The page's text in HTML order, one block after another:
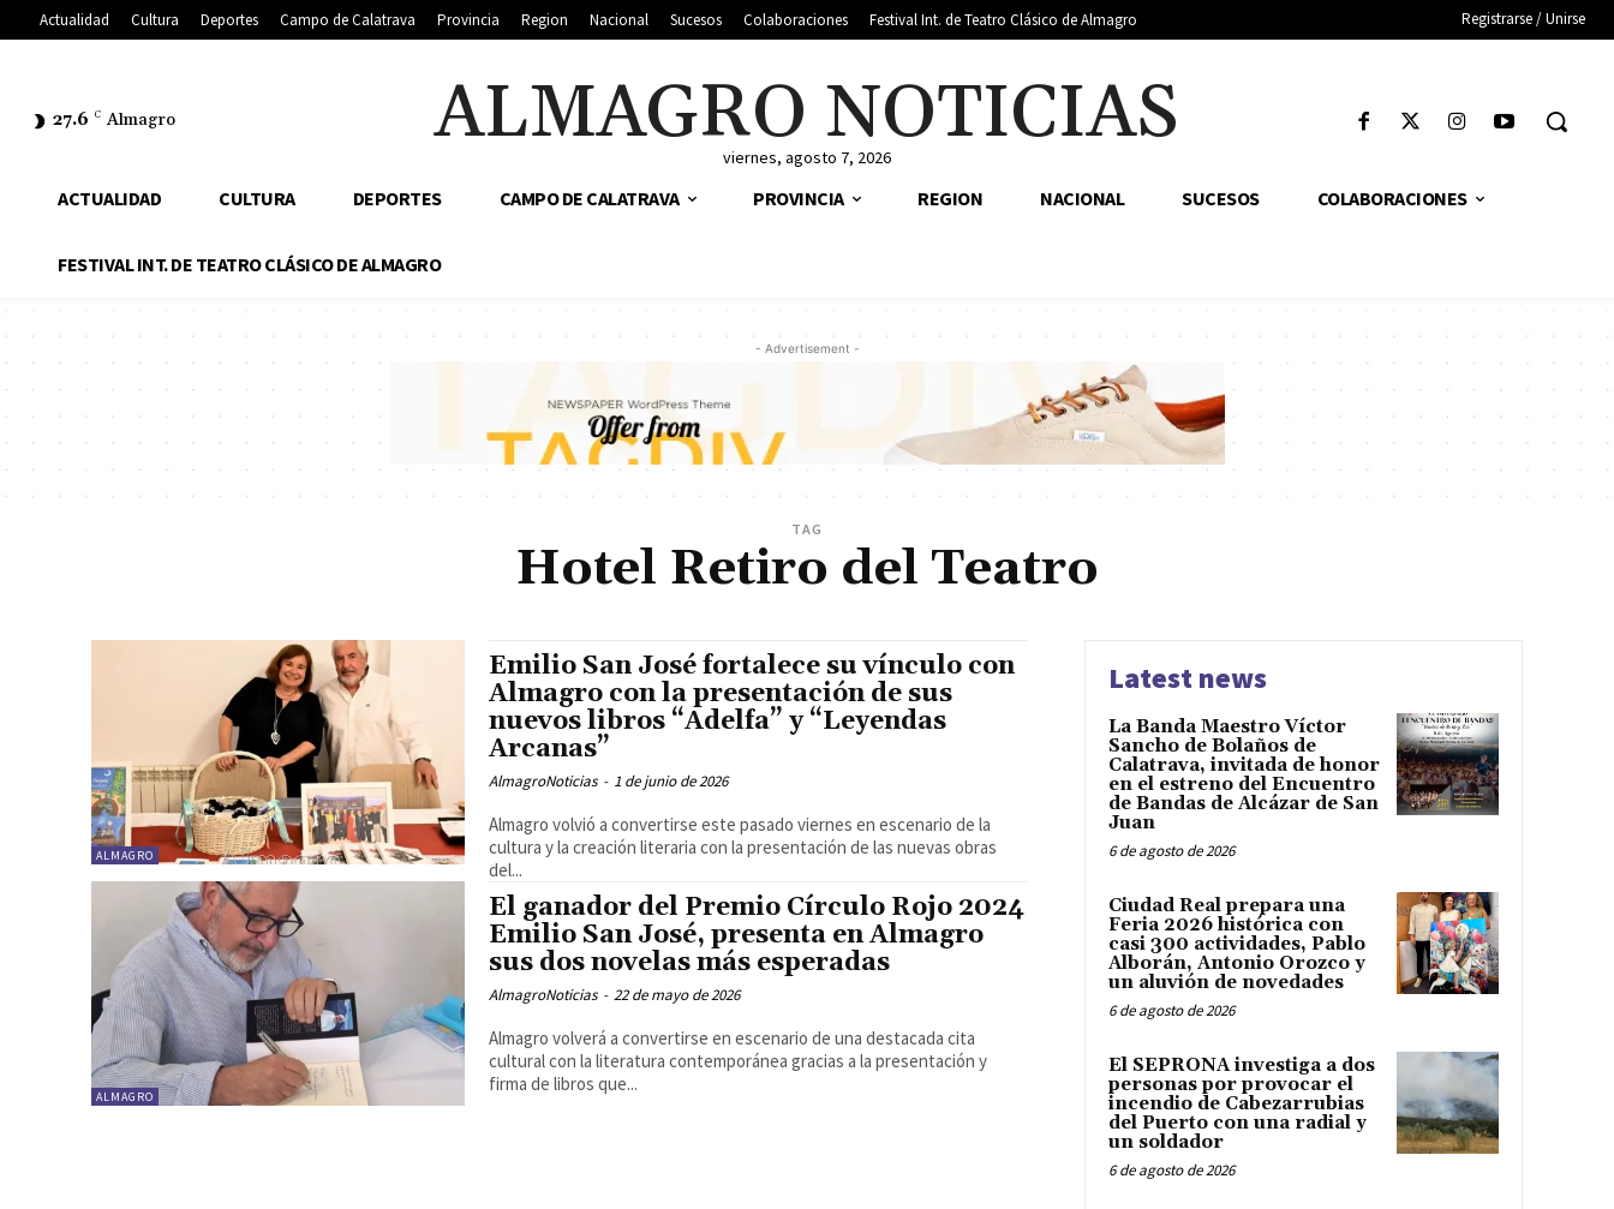
Actualidad Cultura Deportes Campo de Calatrava Provincia Region Nacional Sucesos Colaboraciones Festival Int. de Teatro Clásico de Almagro Registrarse / Unirse
27.6 C Almagro ALMAGRO NOTICIAS
viernes, agosto 7, 2026
ACTUALIDAD CULTURA DEPORTES CAMPO DE CALATRAVA PROVINCIA REGION NACIONAL SUCESOS COLABORACIONES
FESTIVAL INT. DE TEATRO CLÁSICO DE ALMAGRO
- Advertisement -
TAG
Hotel Retiro del Teatro
ALMAGRO
Emilio San José fortalece su vínculo con
Almagro con la presentación de sus
nuevos libros “Adelfa” y “Leyendas
Arcanas”
AlmagroNoticias - 1 de junio de 2026
Almagro volvió a convertirse este pasado viernes en escenario de la
cultura y la creación literaria con la presentación de las nuevas obras
del...
ALMAGRO
El ganador del Premio Círculo Rojo 2024
Emilio San José, presenta en Almagro
sus dos novelas más esperadas
AlmagroNoticias - 22 de mayo de 2026
Almagro volverá a convertirse en escenario de una destacada cita
cultural con la literatura contemporánea gracias a la presentación y
firma de libros que...
Latest news
La Banda Maestro Víctor
Sancho de Bolaños de
Calatrava, invitada de honor
en el estreno del Encuentro
de Bandas de Alcázar de San
Juan
6 de agosto de 2026
Ciudad Real prepara una
Feria 2026 histórica con
casi 300 actividades, Pablo
Alborán, Antonio Orozco y
un aluvión de novedades
6 de agosto de 2026
El SEPRONA investiga a dos
personas por provocar el
incendio de Cabezarrubias
del Puerto con una radial y
un soldador
6 de agosto de 2026